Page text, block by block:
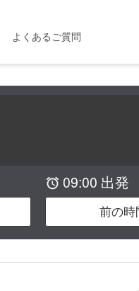
よくあるご質問
 09:00 出発
前の時